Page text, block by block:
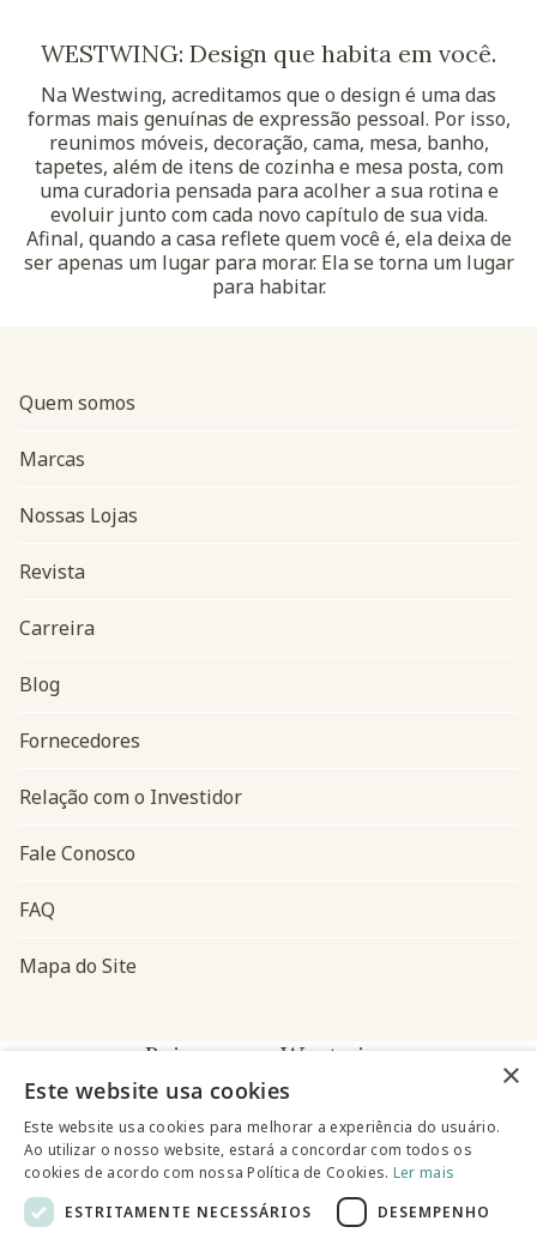
WESTWING: Design que habita em você.
Na Westwing, acreditamos que o design é uma das
formas mais genuínas de expressão pessoal. Por isso,
reunimos móveis, decoração, cama, mesa, banho,
tapetes, além de itens de cozinha e mesa posta, com
uma curadoria pensada para acolher a sua rotina e
evoluir junto com cada novo capítulo de sua vida.
Afinal, quando a casa reflete quem você é, ela deixa de
ser apenas um lugar para morar. Ela se torna um lugar
para habitar.
Navegação do rodapé
Quem somos
Marcas
Nossas Lojas
Revista
Carreira
Blog
Fornecedores
Relação com o Investidor
Fale Conosco
FAQ
Mapa do Site
Baixe o app Westwing
×
Este website usa cookies
Este website usa cookies para melhorar a experiência do usuário.
Ao utilizar o nosso website, estará a concordar com todos os
cookies de acordo com nossa Política de Cookies. Ler mais
ESTRITAMENTE NECESSÁRIOS
DESEMPENHO